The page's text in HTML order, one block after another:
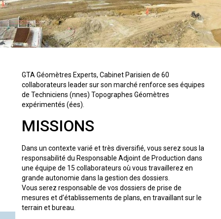
GTA Géomètres Experts, Cabinet Parisien de 60
collaborateurs leader sur son marché renforce ses équipes
de Techniciens (nnes) Topographes Géomètres
expérimentés (ées).
MISSIONS
Dans un contexte varié et très diversifié, vous serez sous la
responsabilité du Responsable Adjoint de Production dans
une équipe de 15 collaborateurs où vous travaillerez en
grande autonomie dans la gestion des dossiers.
Vous serez responsable de vos dossiers de prise de
mesures et d’établissements de plans, en travaillant sur le
terrain et bureau.